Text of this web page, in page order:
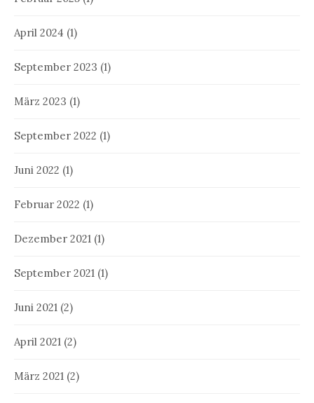
April 2024 (1)
September 2023 (1)
März 2023 (1)
September 2022 (1)
Juni 2022 (1)
Februar 2022 (1)
Dezember 2021 (1)
September 2021 (1)
Juni 2021 (2)
April 2021 (2)
März 2021 (2)